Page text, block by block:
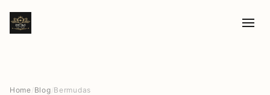
Home Blog Bermudas